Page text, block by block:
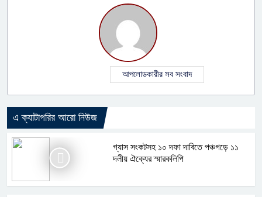
আপলোডকারীর সব সংবাদ
এ ক্যাটাগরির আরো নিউজ
গ্যাস সংকটসহ ১০ দফা দাবিতে পঞ্চগড়ে ১১
দলীয় ঐক্যের স্মারকলিপি